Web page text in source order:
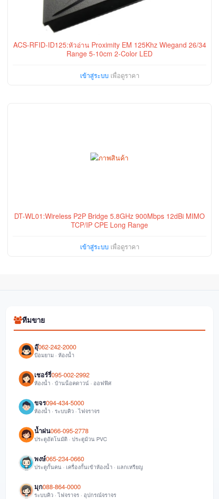
ACS-RFID-ID125:หัวอ่าน Proximity EM 125Khz Wiegand 26/34
Range 5-10cm 2-Color LED
เข้าสู่ระบบเพื่อดูราคา
DT-WL01:Wireless P2P Bridge 5.8GHz 900Mbps 12dBi MIMO
TCP/IP CPE Long Range
เข้าสู่ระบบเพื่อดูราคา
ทีมขาย
อุ๊062-242-2000
ป้อมยาม · ห้องน้ำ
เชอร์รี่095-002-2992
ห้องน้ำ · บ้านน็อคดาวน์ · ออฟฟิศ
ขจร094-434-5000
ห้องน้ำ · ระบบคิว · ไฟจราจร
น้ำฝน066-095-2778
ประตูอัตโนมัติ · ประตูม้วน PVC
พงษ์065-234-0660
ประตูกั้นคน · เครื่องกั้นเข้าห้องน้ำ · แลกเหรียญ
มุก088-864-0000
ระบบคิว · ไฟจราจร · อุปกรณ์จราจร